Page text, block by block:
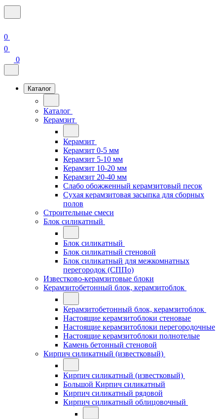
0
0
0
Каталог
Каталог
Керамзит
Керамзит
Керамзит 0-5 мм
Керамзит 5-10 мм
Керамзит 10-20 мм
Керамзит 20-40 мм
Слабо обожженный керамзитовый песок
Сухая керамзитовая засыпка для сборных
полов
Строительные смеси
Блок силикатный
Блок силикатный
Блок силикатный стеновой
Блок силикатный для межкомнатных
перегородок (СППо)
Известково-керамзитовые блоки
Керамзитобетонный блок, керамзитоблок
Керамзитобетонный блок, керамзитоблок
Настоящие керамзитоблоки стеновые
Настоящие керамзитоблоки перегородочные
Настоящие керамзитоблоки полнотелые
Камень бетонный стеновой
Кирпич силикатный (известковый)
Кирпич силикатный (известковый)
Большой Кирпич силикатный
Кирпич силикатный рядовой
Кирпич силикатный облицовочный